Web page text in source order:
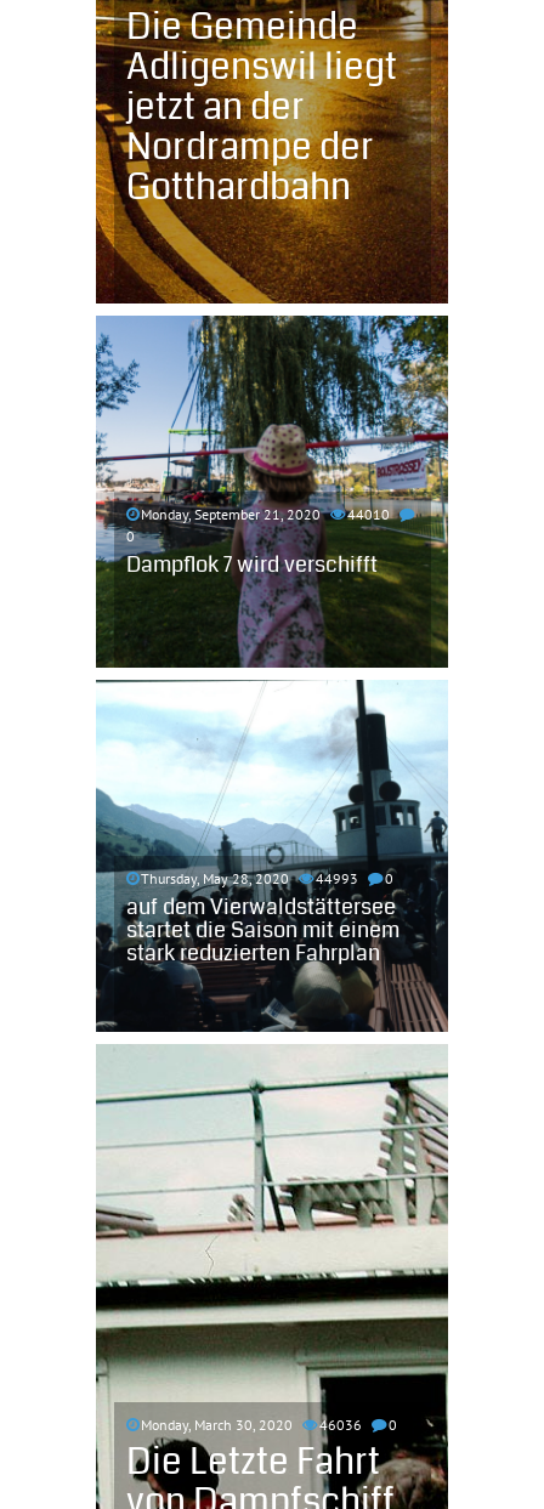
Die Gemeinde
Adligenswil liegt
jetzt an der
Nordrampe der
Gotthardbahn
Monday, September 21, 2020
44010
0
Dampflok 7 wird verschifft
Thursday, May 28, 2020 44993 0
auf dem Vierwaldstättersee
startet die Saison mit einem
stark reduzierten Fahrplan
Monday, March 30, 2020 46036 0
Die Letzte Fahrt